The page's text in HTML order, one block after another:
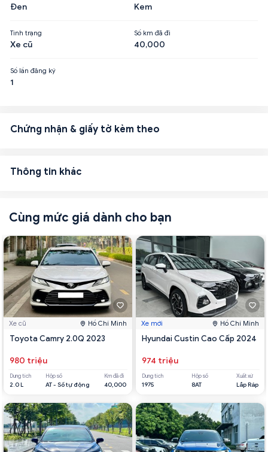
Đen Kem
Tình trạng
Xe cũ
Số km đã đi
40,000
Số lần đăng ký
1
Chứng nhận & giấy tờ kèm theo
Thông tin khác
Cùng mức giá dành cho bạn
Xe cũ Hồ Chí Minh
Toyota Camry 2.0Q 2023
980 triệu
Dung tích
2.0 L
Hộp số
AT - Số tự động
Km đã đi
40,000
Xe mới Hồ Chí Minh
Hyundai Custin Cao Cấp 2024
974 triệu
Dung tích
1975
Hộp số
8AT
Xuất xứ
Lắp Ráp